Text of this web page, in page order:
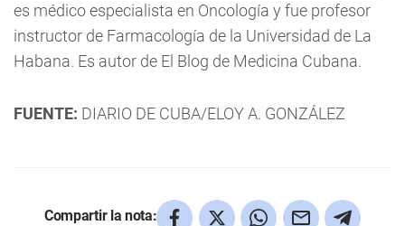
es médico especialista en Oncología y fue profesor
instructor de Farmacología de la Universidad de La
Habana. Es autor de El Blog de Medicina Cubana.
FUENTE: DIARIO DE CUBA/ELOY A. GONZÁLEZ
Compartir la nota: